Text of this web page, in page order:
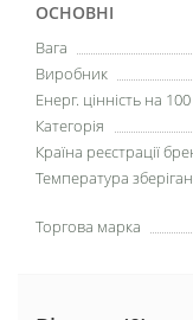
ОСНОВНІ
Вага
Виробник
Енерг. цінність на
Категорія
Країна реєстрації
Температура
Торгова марка